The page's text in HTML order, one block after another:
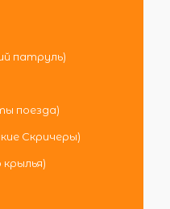
патруль)
поезда)
Скричеры)
крылья)